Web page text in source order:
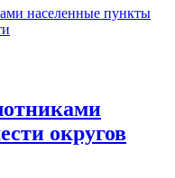
населенные пункты
округов